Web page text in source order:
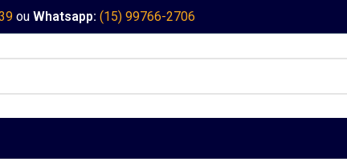
ou Whatsapp: (15) 99766-2706